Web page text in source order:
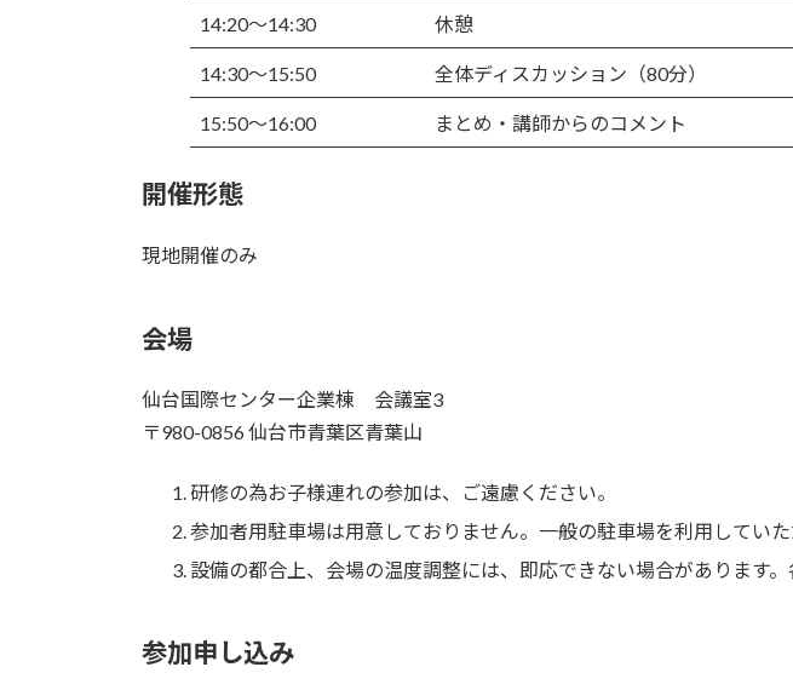
14:20～14:30 休憩
14:30～15:50 全体ディスカッション（80分）
15:50～16:00 まとめ・講師からのコメント
開催形態
現地開催のみ
会場
仙台国際センター企業棟 会議室3
〒980-0856 仙台市青葉区青葉山
研修の為お子様連れの参加は、ご遠慮ください。
参加者用駐車場は用意しておりません。一般の駐車場を利用してい
設備の都合上、会場の温度調整には、即応できない場合があります
参加申し込み